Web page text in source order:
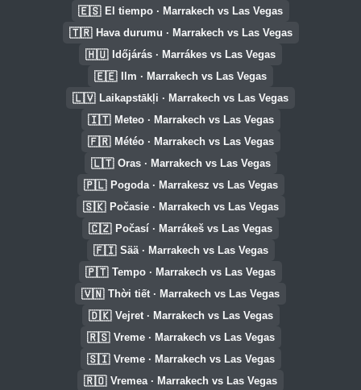
🇪🇸 El tiempo · Marrakech vs Las Vegas
🇹🇷 Hava durumu · Marrakech vs Las Vegas
🇭🇺 Időjárás · Marrákes vs Las Vegas
🇪🇪 Ilm · Marrakech vs Las Vegas
🇱🇻 Laikapstākļi · Marrakech vs Las Vegas
🇮🇹 Meteo · Marrakech vs Las Vegas
🇫🇷 Météo · Marrakech vs Las Vegas
🇱🇹 Oras · Marrakech vs Las Vegas
🇵🇱 Pogoda · Marrakesz vs Las Vegas
🇸🇰 Počasie · Marrakech vs Las Vegas
🇨🇿 Počasí · Marrákeš vs Las Vegas
🇫🇮 Sää · Marrakech vs Las Vegas
🇵🇹 Tempo · Marrakech vs Las Vegas
🇻🇳 Thời tiết · Marrakech vs Las Vegas
🇩🇰 Vejret · Marrakech vs Las Vegas
🇷🇸 Vreme · Marrakech vs Las Vegas
🇸🇮 Vreme · Marrakech vs Las Vegas
🇷🇴 Vremea · Marrakech vs Las Vegas